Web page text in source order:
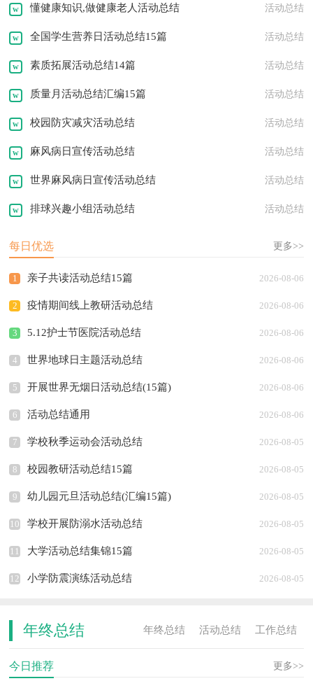
懂健康知识,做健康老人活动总结 活动总结
全国学生营养日活动总结15篇 活动总结
素质拓展活动总结14篇 活动总结
质量月活动总结汇编15篇 活动总结
校园防灾减灾活动总结 活动总结
麻风病日宣传活动总结 活动总结
世界麻风病日宣传活动总结 活动总结
排球兴趣小组活动总结 活动总结
每日优选 更多>>
1 亲子共读活动总结15篇 2026-08-06
2 疫情期间线上教研活动总结 2026-08-06
3 5.12护士节医院活动总结 2026-08-06
4 世界地球日主题活动总结 2026-08-06
5 开展世界无烟日活动总结(15篇) 2026-08-06
6 活动总结通用 2026-08-06
7 学校秋季运动会活动总结 2026-08-05
8 校园教研活动总结15篇 2026-08-05
9 幼儿园元旦活动总结(汇编15篇) 2026-08-05
10 学校开展防溺水活动总结 2026-08-05
11 大学活动总结集锦15篇 2026-08-05
12 小学防震演练活动总结 2026-08-05
年终总结 工作总结
活动总结
年终总结
实习总结
今日推荐 更多>>